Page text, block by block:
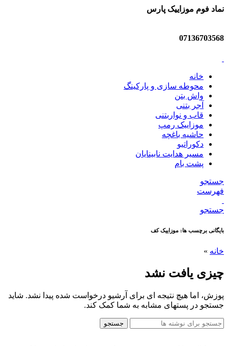
نماد فوم موزاییک پارس
07136703568
خانه
محوطه سازی و پارکینگ
واش بتن
آجر بتنی
قاب و نواربتنی
موزاییک رمپ
حاشیه باغچه
دکوراتیو
مسیر هدایت نابینایان
پشت بام
جستجو
فهرست
جستجو
بایگانی برچسب ها: موزاییک کف
خانه »
چیزی یافت نشد
پوزش، اما هیچ نتیجه ای برای آرشیو درخواست شده پیدا نشد. شاید
جستجو در پستهای مشابه به شما کمک کند.
جستجو